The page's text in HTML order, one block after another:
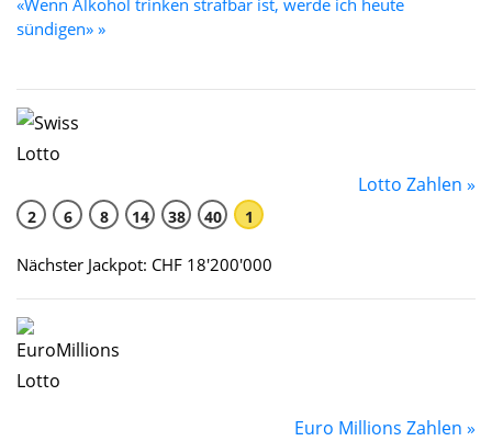
sündigen» »
Lotto Zahlen »
2 6 8 14 38 40 1
Nächster Jackpot: CHF 18'200'000
Euro Millions Zahlen »